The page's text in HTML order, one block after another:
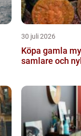
30 juli 2026
Köpa gamla mynt
samlare och